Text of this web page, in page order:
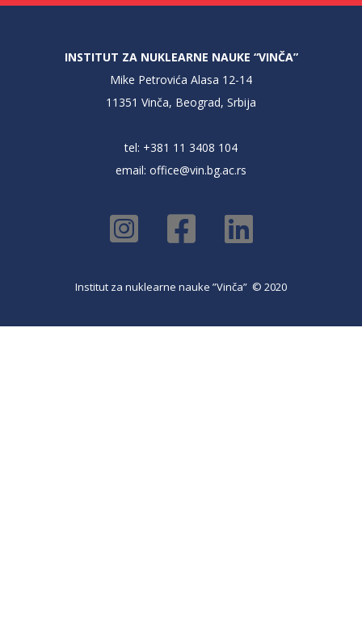
INSTITUT ZA NUKLEARNE NAUKE “VINČA”
Mike Petrovića Alasa 12-14
11351 Vinča, Beograd, Srbija
tel: +381 11 3408 104
email: office@vin.bg.ac.rs
Institut za nuklearne nauke ”Vinča” © 2020